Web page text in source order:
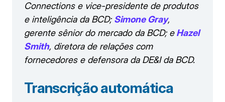
Connections e vice-presidente de produtos
e inteligência da BCD; Simone Gray,
gerente sênior do mercado da BCD; eHazel
Smith, diretora de relações com
fornecedores e defensora da DE&I da BCD.
Transcrição automática